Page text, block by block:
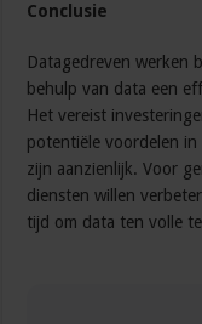
Conclusie
Datagedreven werken
behulp van data een
Het vereist
potentiële voordelen
zijn aanzienlijk. Voor
diensten willen
tijd om data ten volle